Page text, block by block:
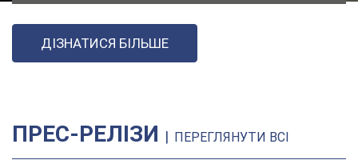
ДІЗНАТИСЯ БІЛЬШЕ
ПРЕС-РЕЛІЗИ | ПЕРЕГЛЯНУТИ ВСІ